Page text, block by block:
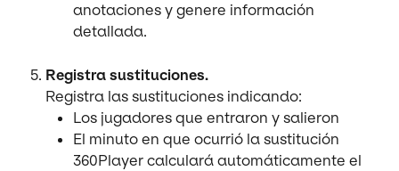
anotaciones y genere información
detallada.
Registra sustituciones.
Registra las sustituciones indicando:
Los jugadores que entraron y salieron
El minuto en que ocurrió la sustitución
360Player calculará automáticamente el